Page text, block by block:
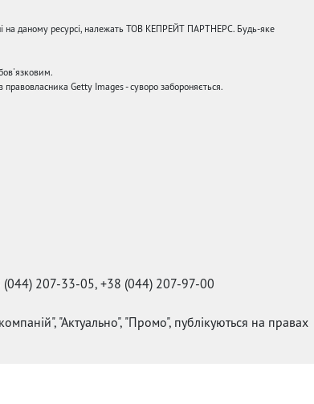
на даному ресурсі, належать ТОВ КЕПРЕЙТ ПАРТНЕРС. Будь-яке
правовласника Getty Images - суворо забороняється.
(044) 207-33-05, +38 (044) 207-97-00
"Актуально", "Промо", публікуються на правах